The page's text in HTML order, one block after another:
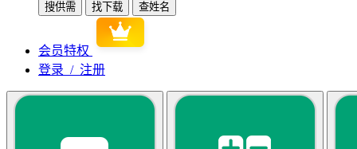
搜供需
找下载 查姓名
会员特权
登录 / 注册